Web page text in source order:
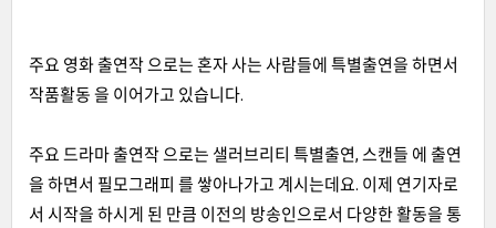
주요 영화 출연작 으로는 혼자 사는 사람들에 특별출연을 하면서
작품활동 을 이어가고 있습니다.
주요 드라마 출연작 으로는 샐러브리티 특별출연, 스캔들 에 출연
을 하면서 필모그래피 를 쌓아나가고 계시는데요. 이제 연기자로
서 시작을 하시게 된 만큼 이전의 방송인으로서 다양한 활동을 통